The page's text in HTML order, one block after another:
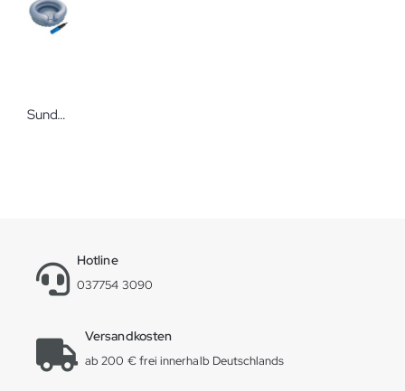
Sundo Haarwaschwanne mit Kopfmulde 2-reihig rund mit Pumpe
Hotline
037754 3090
Versandkosten
ab 200 € frei innerhalb Deutschlands